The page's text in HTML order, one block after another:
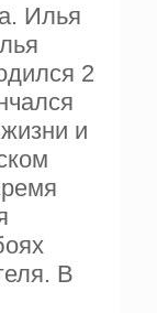
Илья
2
и
В